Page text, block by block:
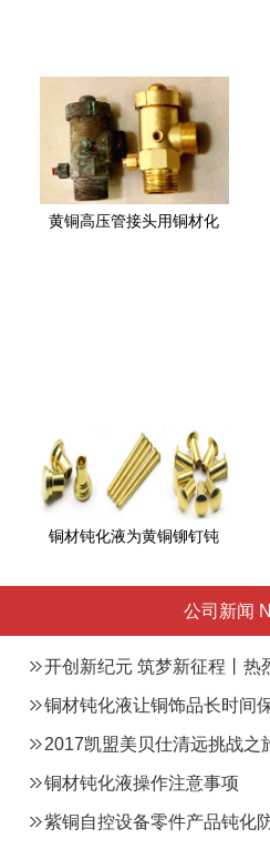
黄铜高压管接头用铜材化
铜材钝化液为黄铜铆钉钝
公司新闻
开创新纪元 筑梦新征程丨热
总部之喜
铜材钝化液让铜饰品长时间
2017凯盟美贝仕清远挑战之
铜材钝化液操作注意事项
紫铜自控设备零件产品钝化